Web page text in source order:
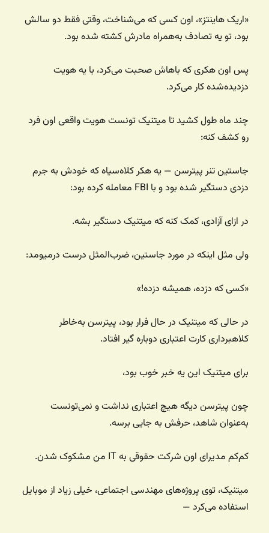
«اریک هاینتز»، اون کسی که می‌شناخت، وقتی فقط دو سالش
بود، تو یه تصادف به‌همراه مادرش کشته شده بود.
پس اون هکری که باهاش صحبت می‌کرد، با یه هویت
دزدیده‌شده کار می‌کرد.
چند ماه طول کشید تا میتنیک تونست هویت واقعی اون فرد
رو کشف کنه:
جاستین تنر پیترسن — یه هکر کلاه‌سیاه که خودش به جرم
دزدی دستگیر شده بود و با FBI معامله کرده بود:
در ازای آزادی، کمک کنه که میتنیک دستگیر بشه.
ولی مثل اینکه در مورد جاستین، ضرب‌المثل درست درمیومد:
«کسی که دزده، همیشه دزده!»
در حالی که میتنیک در حال فرار بود، پیترسن به‌خاطر
کلاهبرداری کارت اعتباری دوباره گیر افتاد.
برای میتنیک این یه خبر خوب بود،
چون پیترسن دیگه هیچ اعتباری نداشت و نمی‌تونست
به‌عنوان شاهد، حرفش به جایی برسه.
کم‌کم مدیرای اون شرکت حقوقی به IT من مشکوک شدن.
میتنیک، توی پروژه‌های مهندسی اجتماعی، خیلی زیاد از موبایل
استفاده می‌کرد —